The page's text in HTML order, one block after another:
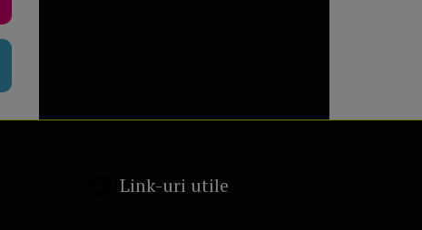
Link-uri utile